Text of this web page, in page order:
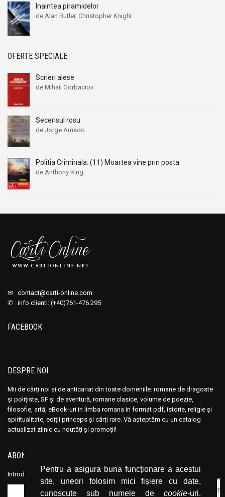
Pentru a asigura buna funcționare a acestui
site, uneori folosim mici fișiere cu date,
cunoscute sub numele de cookie-uri.
Inaintea piramidelor
de Alan Butler, Christopher Knight
OFERTE SPECIALE
Scrieri alese
de Mihail Gorbaciov
Secerisul rosu
de Jorge Amado
Politia Criminala: (11) Moartea vine prin posta
de Anthony King
✉ contact@carti-online.com
✆ info clienti: (+40)761-476.295
FACEBOOK
DESPRE NOI
Mii de cărți noi și de anticariat din toate domeniile: romane de dragoste
și polițiste, SF și de aventură, romane clasice, volume de poezie,
filosofie, artă, eBook-uri in limba romana in format pdf, istorie, religie și
spiritualitate, ediții princeps și cărți rare. Vă așteptăm cu un catalog
actualizat zilnic cu noutăți și promoții!
ABONEAZĂ-TE LA NEWSLETTER
Introduceți adresa dvs. de email și dați click pe butonul de abonare.